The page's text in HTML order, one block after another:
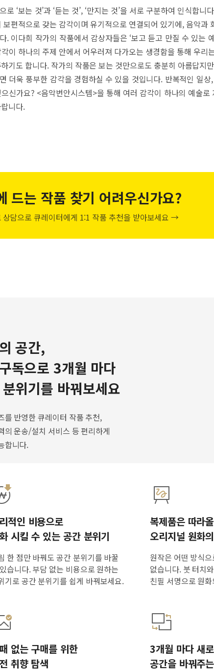
로 ‘보는 것’과 ‘듣는 것’, ‘만지는 것’을 서로 구분하여 인식합
보편적으로 갖는 감각이며 유기적으로 연결되어 있기에, 음악과
. 이다희 작가의 작품에서 감상자들은 ‘보고 듣고 만질 수 있는
이 하나의 주제 안에서 어우러져 다가오는 생경함을 통해 우리
기도 합니다. 작가의 작품은 보는 것만으로도 충분히 아름답지
더욱 풍부한 감각을 경험하실 수 있을 것입니다. 반복적인 일
신가요? <음악번안시스템>을 통해 여러 감각이 하나의 예술
니다.
드는 작품 찾기 어려우신가요?
상담으로 큐레이터에게 1:1 작품 추천을 받아보세요 →
공간,
독으로 3개월 마다
위기를 바꿔보세요
를 반영한 큐레이터 작품 추천,
의 운송/설치 서비스 등 편리하게
합니다.
적인 비용으로
시킬 수 있는 공간 분위기
한 점만 바꿔도 공간 분위기를 바꿀
습니다. 부담 없는 비용으로 원하는
기로 공간 분위기를 쉽게 바꿔보세요.
복제품은 따라
오리지널 원화
원작은 어떤 방식
없습니다. 붓 터치
친필 서명으로 원
없는 구매를 위한
취향 탐색
3개월 마다 새
공간을 바꿔주